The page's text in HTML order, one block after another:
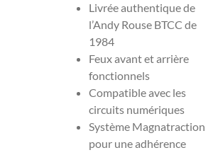
Livrée authentique de
l’Andy Rouse BTCC de
1984
Feux avant et arrière
fonctionnels
Compatible avec les
circuits numériques
Système Magnatraction
pour une adhérence